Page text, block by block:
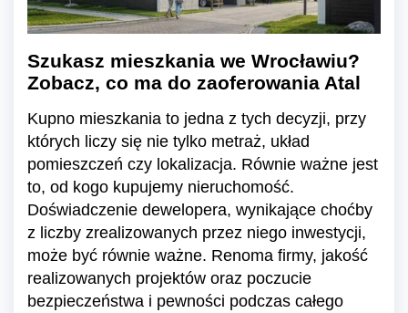
Szukasz mieszkania we Wrocławiu?
Zobacz, co ma do zaoferowania Atal
Kupno mieszkania to jedna z tych decyzji, przy
których liczy się nie tylko metraż, układ
pomieszczeń czy lokalizacja. Równie ważne jest
to, od kogo kupujemy nieruchomość.
Doświadczenie dewelopera, wynikające choćby
z liczby zrealizowanych przez niego inwestycji,
może być równie ważne. Renoma firmy, jakość
realizowanych projektów oraz poczucie
bezpieczeństwa i pewności podczas całego